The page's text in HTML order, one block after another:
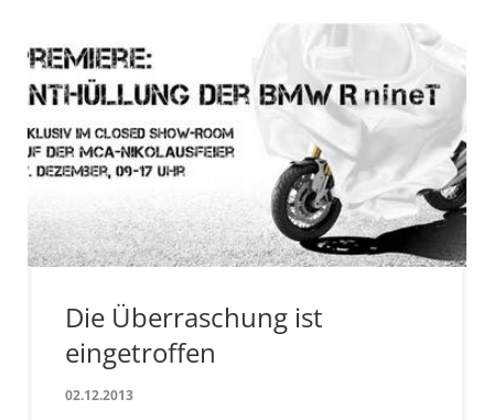
Die Überraschung ist
eingetroffen
02.12.2013